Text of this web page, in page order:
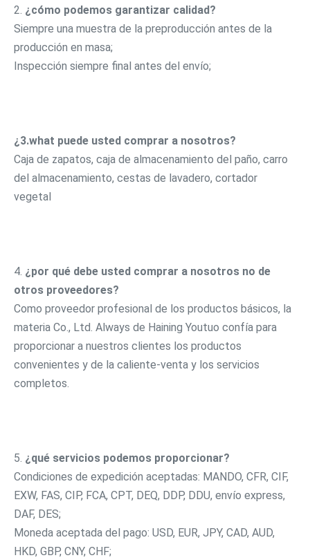
2. ¿cómo podemos garantizar calidad?
Siempre una muestra de la preproducción antes de la
producción en masa;
Inspección siempre final antes del envío;
¿3.what puede usted comprar a nosotros?
Caja de zapatos, caja de almacenamiento del paño, carro
del almacenamiento, cestas de lavadero, cortador
vegetal
4. ¿por qué debe usted comprar a nosotros no de
otros proveedores?
Como proveedor profesional de los productos básicos, la
materia Co., Ltd. Always de Haining Youtuo confía para
proporcionar a nuestros clientes los productos
convenientes y de la caliente-venta y los servicios
completos.
5. ¿qué servicios podemos proporcionar?
Condiciones de expedición aceptadas: MANDO, CFR, CIF,
EXW, FAS, CIP, FCA, CPT, DEQ, DDP, DDU, envío express,
DAF, DES;
Moneda aceptada del pago: USD, EUR, JPY, CAD, AUD,
HKD, GBP, CNY, CHF;